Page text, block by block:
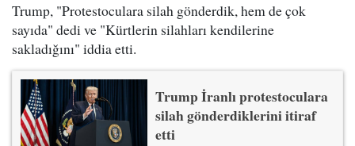
Trump, "Protestoculara silah gönderdik, hem de çok
sayıda" dedi ve "Kürtlerin silahları kendilerine
sakladığını" iddia etti.
Trump İranlı protestoculara
silah gönderdiklerini itiraf
etti